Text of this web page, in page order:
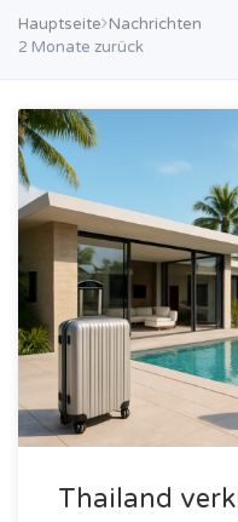
Hauptseite Nachrichten
2 Monate zurück
Thailand